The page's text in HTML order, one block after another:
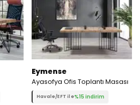
Eymense
Ayasofya Ofis Toplantı Masası
Havale/EFT ile%15 indirim